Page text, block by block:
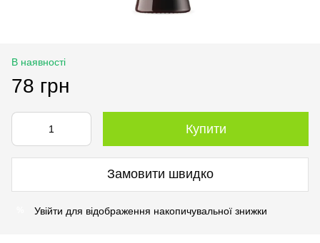
В наявності
78 грн
Купити
Замовити швидко
Увійти для відображення накопичувальної знижки